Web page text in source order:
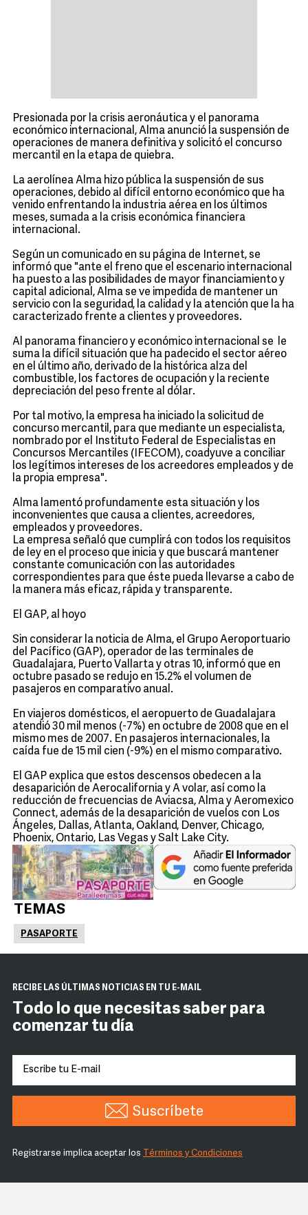
Presionada por la crisis aeronáutica y el panorama
económico internacional, Alma anunció la suspensión de
operaciones de manera definitiva y solicitó el concurso
mercantil en la etapa de quiebra.
La aerolínea Alma hizo pública la suspensión de sus
operaciones, debido al difícil entorno económico que ha
venido enfrentando la industria aérea en los últimos
meses, sumada a la crisis económica financiera
internacional.
Según un comunicado en su página de Internet, se
informó que "ante el freno que el escenario internacional
ha puesto a las posibilidades de mayor financiamiento y
capital adicional, Alma se ve impedida de mantener un
servicio con la seguridad, la calidad y la atención que la ha
caracterizado frente a clientes y proveedores.
Al panorama financiero y económico internacional se le
suma la difícil situación que ha padecido el sector aéreo
en el último año, derivado de la histórica alza del
combustible, los factores de ocupación y la reciente
depreciación del peso frente al dólar.
Por tal motivo, la empresa ha iniciado la solicitud de
concurso mercantil, para que mediante un especialista,
nombrado por el Instituto Federal de Especialistas en
Concursos Mercantiles (IFECOM), coadyuve a conciliar
los legítimos intereses de los acreedores empleados y de
la propia empresa".
Alma lamentó profundamente esta situación y los
inconvenientes que causa a clientes, acreedores,
empleados y proveedores.
La empresa señaló que cumplirá con todos los requisitos
de ley en el proceso que inicia y que buscará mantener
constante comunicación con las autoridades
correspondientes para que éste pueda llevarse a cabo de
la manera más eficaz, rápida y transparente.
El GAP, al hoyo
Sin considerar la noticia de Alma, el Grupo Aeroportuario
del Pacífico (GAP), operador de las terminales de
Guadalajara, Puerto Vallarta y otras 10, informó que en
octubre pasado se redujo en 15.2% el volumen de
pasajeros en comparativo anual.
En viajeros domésticos, el aeropuerto de Guadalajara
atendió 30 mil menos (-7%) en octubre de 2008 que en el
mismo mes de 2007. En pasajeros internacionales, la
caída fue de 15 mil cien (-9%) en el mismo comparativo.
El GAP explica que estos descensos obedecen a la
desaparición de Aerocalifornia y A volar, así como la
reducción de frecuencias de Aviacsa, Alma y Aeromexico
Connect, además de la desaparición de vuelos con Los
Ángeles, Dallas, Atlanta, Oakland, Denver, Chicago,
Phoenix, Ontario, Las Vegas y Salt Lake City.
TEMAS
PASAPORTE
RECIBE LAS ÚLTIMAS NOTICIAS EN TU E-MAIL
Todo lo que necesitas saber para
comenzar tu día
Suscríbete
Registrarse implica aceptar los Términos y Condiciones